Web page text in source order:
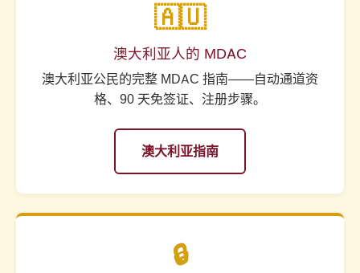
🇦🇺
澳大利亚人的 MDAC
澳大利亚公民的完整 MDAC 指南——自动通道资
格、90 天免签证、注册步骤。
澳大利亚指南
🔒